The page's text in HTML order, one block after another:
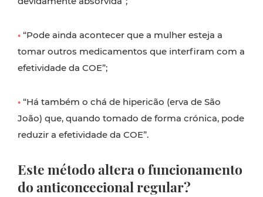
• “Pode ainda acontecer que a mulher esteja a
tomar outros medicamentos que interfiram com a
efetividade da COE”;
• “Há também o chá de hipericão (erva de São
João) que, quando tomado de forma crónica, pode
reduzir a efetividade da COE”.
Este método altera o funcionamento
do anticoncecional regular?